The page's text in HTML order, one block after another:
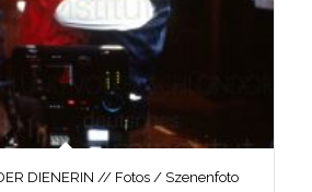
DIENERIN // Fotos / Szenenfoto